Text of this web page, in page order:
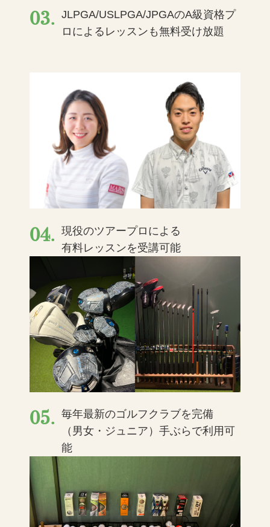
03. JLPGA/USLPGA/JPGAのA級資格プ
ロによるレッスンも無料受け放題
04. 現役のツアープロによる
有料レッスンを受講可能
05. 毎年最新のゴルフクラブを完備
（男女・ジュニア）手ぶらで利用可
能